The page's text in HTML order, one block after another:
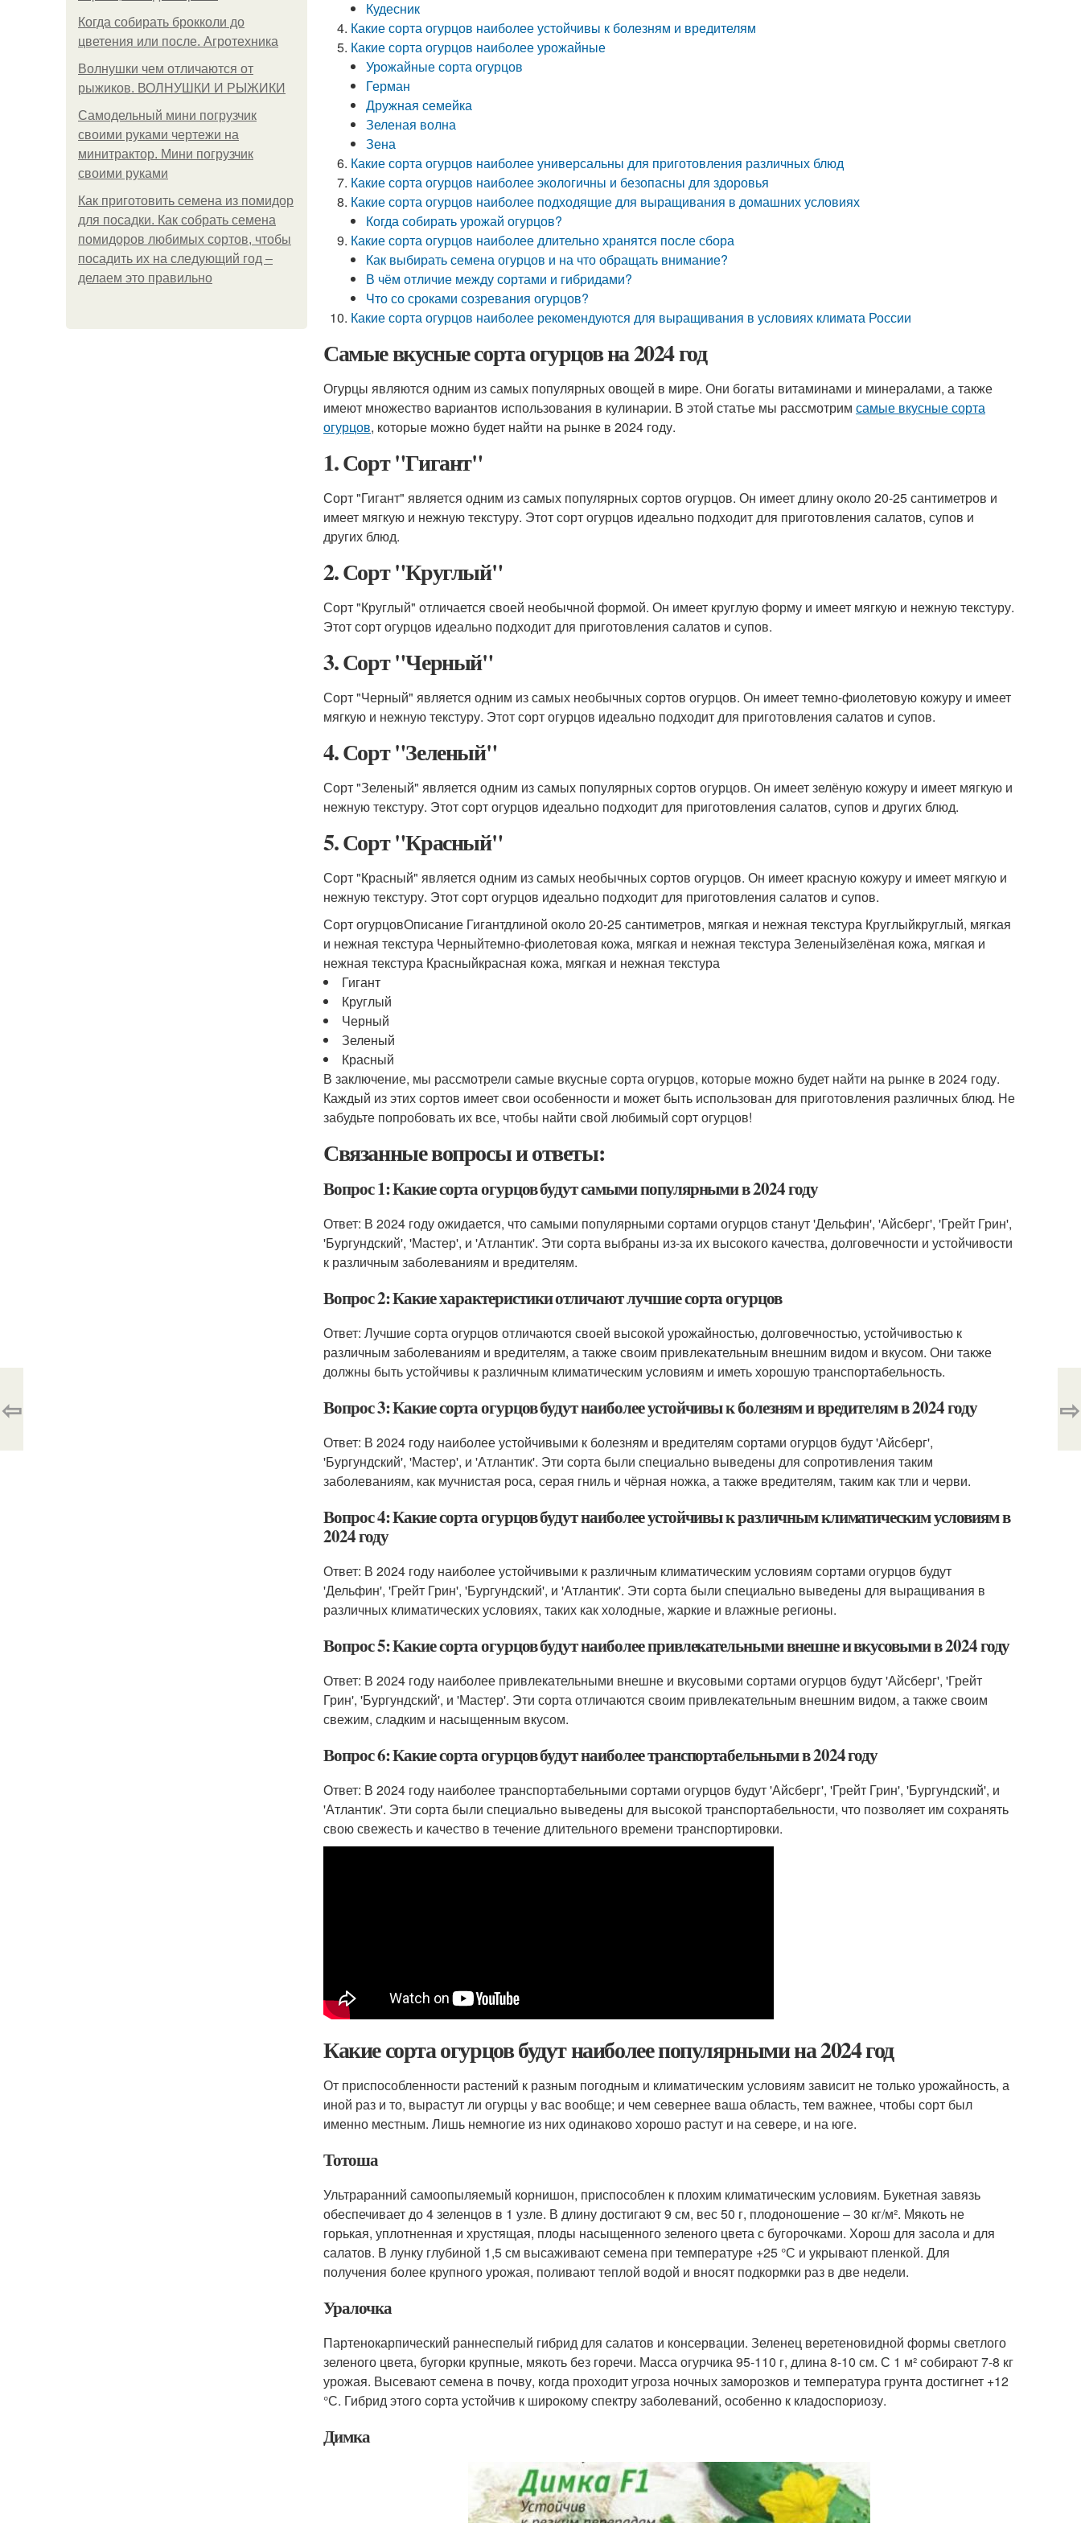
Когда собирать брокколи до
цветения или после. Агротехника
Волнушки чем отличаются от
рыжиков. ВОЛНУШКИ И РЫЖИКИ
Самодельный мини погрузчик
своими руками чертежи на
минитрактор. Мини погрузчик
своими руками
Как приготовить семена из помидор
для посадки. Как собрать семена
помидоров любимых сортов, чтобы
посадить их на следующий год –
делаем это правильно
Кудесник
Какие сорта огурцов наиболее устойчивы к болезням и вредителям
Какие сорта огурцов наиболее урожайные
Урожайные сорта огурцов
Герман
Дружная семейка
Зеленая волна
Зена
Какие сорта огурцов наиболее универсальны для приготовления различных блюд
Какие сорта огурцов наиболее экологичны и безопасны для здоровья
Какие сорта огурцов наиболее подходящие для выращивания в домашних условиях
Когда собирать урожай огурцов?
Какие сорта огурцов наиболее длительно хранятся после сбора
Как выбирать семена огурцов и на что обращать внимание?
В чём отличие между сортами и гибридами?
Что со сроками созревания огурцов?
Какие сорта огурцов наиболее рекомендуются для выращивания в условиях климата России
Самые вкусные сорта огурцов на 2024 год
Огурцы являются одним из самых популярных овощей в мире. Они богаты витаминами и минералами, а также
имеют множество вариантов использования в кулинарии. В этой статье мы рассмотрим самые вкусные сорта
огурцов, которые можно будет найти на рынке в 2024 году.
1. Сорт "Гигант"
Сорт "Гигант" является одним из самых популярных сортов огурцов. Он имеет длину около 20-25 сантиметров и
имеет мягкую и нежную текстуру. Этот сорт огурцов идеально подходит для приготовления салатов, супов и
других блюд.
2. Сорт "Круглый"
Сорт "Круглый" отличается своей необычной формой. Он имеет круглую форму и имеет мягкую и нежную текстуру.
Этот сорт огурцов идеально подходит для приготовления салатов и супов.
3. Сорт "Черный"
Сорт "Черный" является одним из самых необычных сортов огурцов. Он имеет темно-фиолетовую кожуру и имеет
мягкую и нежную текстуру. Этот сорт огурцов идеально подходит для приготовления салатов и супов.
4. Сорт "Зеленый"
Сорт "Зеленый" является одним из самых популярных сортов огурцов. Он имеет зелёную кожуру и имеет мягкую и
нежную текстуру. Этот сорт огурцов идеально подходит для приготовления салатов, супов и других блюд.
5. Сорт "Красный"
Сорт "Красный" является одним из самых необычных сортов огурцов. Он имеет красную кожуру и имеет мягкую и
нежную текстуру. Этот сорт огурцов идеально подходит для приготовления салатов и супов.
Сорт огурцовОписание Гигантдлиной около 20-25 сантиметров, мягкая и нежная текстура Круглыйкруглый, мягкая
и нежная текстура Черныйтемно-фиолетовая кожа, мягкая и нежная текстура Зеленыйзелёная кожа, мягкая и
нежная текстура Красныйкрасная кожа, мягкая и нежная текстура
Гигант
Круглый
Черный
Зеленый
Красный
В заключение, мы рассмотрели самые вкусные сорта огурцов, которые можно будет найти на рынке в 2024 году.
Каждый из этих сортов имеет свои особенности и может быть использован для приготовления различных блюд. Не
забудьте попробовать их все, чтобы найти свой любимый сорт огурцов!
Связанные вопросы и ответы:
Вопрос 1: Какие сорта огурцов будут самыми популярными в 2024 году
Ответ: В 2024 году ожидается, что самыми популярными сортами огурцов станут 'Дельфин', 'Айсберг', 'Грейт Грин',
'Бургундский', 'Мастер', и 'Атлантик'. Эти сорта выбраны из-за их высокого качества, долговечности и устойчивости
к различным заболеваниям и вредителям.
Вопрос 2: Какие характеристики отличают лучшие сорта огурцов
Ответ: Лучшие сорта огурцов отличаются своей высокой урожайностью, долговечностью, устойчивостью к
различным заболеваниям и вредителям, а также своим привлекательным внешним видом и вкусом. Они также
должны быть устойчивы к различным климатическим условиям и иметь хорошую транспортабельность.
Вопрос 3: Какие сорта огурцов будут наиболее устойчивы к болезням и вредителям в 2024 году
Ответ: В 2024 году наиболее устойчивыми к болезням и вредителям сортами огурцов будут 'Айсберг',
'Бургундский', 'Мастер', и 'Атлантик'. Эти сорта были специально выведены для сопротивления таким
заболеваниям, как мучнистая роса, серая гниль и чёрная ножка, а также вредителям, таким как тли и черви.
Вопрос 4: Какие сорта огурцов будут наиболее устойчивы к различным климатическим условиям в
2024 году
Ответ: В 2024 году наиболее устойчивыми к различным климатическим условиям сортами огурцов будут
'Дельфин', 'Грейт Грин', 'Бургундский', и 'Атлантик'. Эти сорта были специально выведены для выращивания в
различных климатических условиях, таких как холодные, жаркие и влажные регионы.
Вопрос 5: Какие сорта огурцов будут наиболее привлекательными внешне и вкусовыми в 2024 году
Ответ: В 2024 году наиболее привлекательными внешне и вкусовыми сортами огурцов будут 'Айсберг', 'Грейт
Грин', 'Бургундский', и 'Мастер'. Эти сорта отличаются своим привлекательным внешним видом, а также своим
свежим, сладким и насыщенным вкусом.
Вопрос 6: Какие сорта огурцов будут наиболее транспортабельными в 2024 году
Ответ: В 2024 году наиболее транспортабельными сортами огурцов будут 'Айсберг', 'Грейт Грин', 'Бургундский', и
'Атлантик'. Эти сорта были специально выведены для высокой транспортабельности, что позволяет им сохранять
свою свежесть и качество в течение длительного времени транспортировки.
Какие сорта огурцов будут наиболее популярными на 2024 год
От приспособленности растений к разным погодным и климатическим условиям зависит не только урожайность, а
иной раз и то, вырастут ли огурцы у вас вообще; и чем севернее ваша область, тем важнее, чтобы сорт был
именно местным. Лишь немногие из них одинаково хорошо растут и на севере, и на юге.
Тотоша
Ультраранний самоопыляемый корнишон, приспособлен к плохим климатическим условиям. Букетная завязь
обеспечивает до 4 зеленцов в 1 узле. В длину достигают 9 см, вес 50 г, плодоношение – 30 кг/м². Мякоть не
горькая, уплотненная и хрустящая, плоды насыщенного зеленого цвета с бугорочками. Хорош для засола и для
салатов. В лунку глубиной 1,5 см высаживают семена при температуре +25 °С и укрывают пленкой. Для
получения более крупного урожая, поливают теплой водой и вносят подкормки раз в две недели.
Уралочка
Партенокарпический раннеспелый гибрид для салатов и консервации. Зеленец веретеновидной формы светлого
зеленого цвета, бугорки крупные, мякоть без горечи. Масса огурчика 95-110 г, длина 8-10 см. С 1 м² собирают 7-8 кг
урожая. Высевают семена в почву, когда проходит угроза ночных заморозков и температура грунта достигнет +12
°С. Гибрид этого сорта устойчив к широкому спектру заболеваний, особенно к кладоспориозу.
Димка
⇦ ⇨